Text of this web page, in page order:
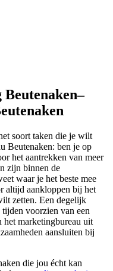
soort taken die je wilt
Beutenaken: ben je op
het aantrekken van meer
zijn binnen de
waar je het beste mee
altijd aankloppen bij het
zetten. Een degelijk
voorzien van een
marketingbureau uit
aansluiten bij
die jou écht kan